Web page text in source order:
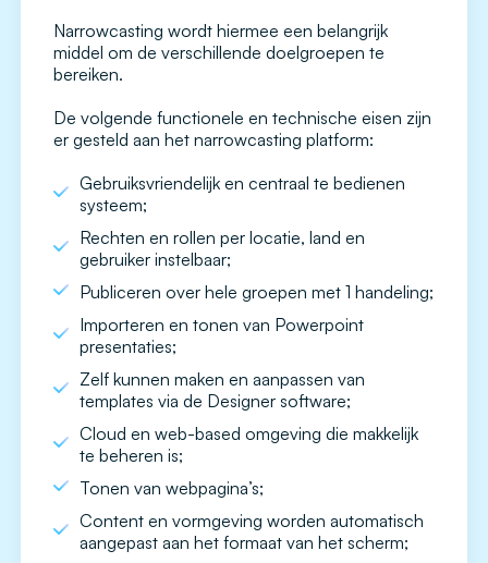
Narrowcasting wordt hiermee een belangrijk
middel om de verschillende doelgroepen te
bereiken.
De volgende functionele en technische eisen zijn
er gesteld aan het narrowcasting platform:
Gebruiksvriendelijk en centraal te bedienen
systeem;
Rechten en rollen per locatie, land en
gebruiker instelbaar;
Publiceren over hele groepen met 1 handeling;
Importeren en tonen van Powerpoint
presentaties;
Zelf kunnen maken en aanpassen van
templates via de Designer software;
Cloud en web-based omgeving die makkelijk
te beheren is;
Tonen van webpagina’s;
Content en vormgeving worden automatisch
aangepast aan het formaat van het scherm;